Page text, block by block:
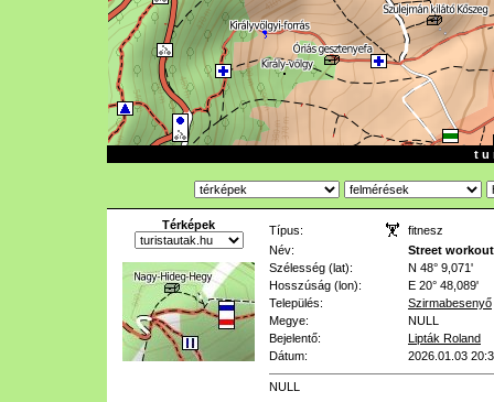
t u
Térképek Típus:
fitnesz
Név:
Street
Szélesség (lat):
N 48° 9,071'
Hosszúság (lon):
E 20° 48,089'
Település:
Szirmabesenyő
Megye:
NULL
Bejelentő:
Lipták Roland
Dátum:
2026.01.03
NULL